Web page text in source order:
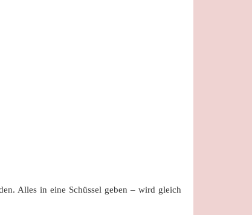
Alles in eine Schüssel geben – wird gleich